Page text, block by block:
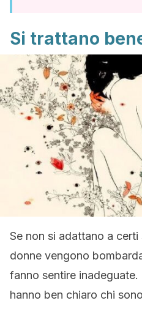
Si trattano
Se non si adattano a
donne vengono
fanno sentire
hanno ben chiaro chi